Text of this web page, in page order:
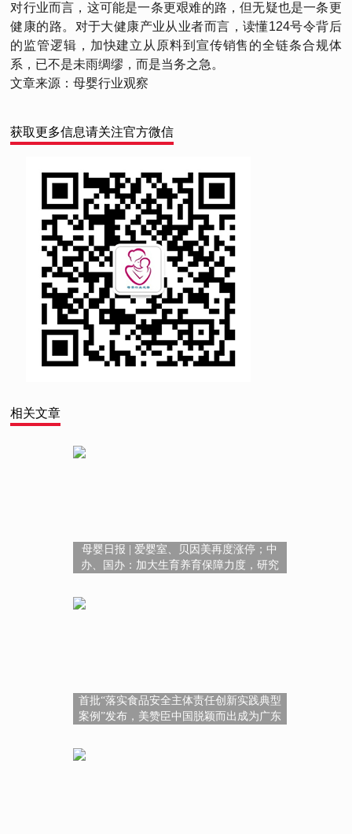
对行业而言，这可能是一条更艰难的路，但无疑也是一条更
健康的路。对于大健康产业从业者而言，读懂124号令背后
的监管逻辑，加快建立从原料到宣传销售的全链条合规体
系，已不是未雨绸缪，而是当务之急。
文章来源：母婴行业观察
获取更多信息请关注官方微信
相关文章
母婴日报 | 爱婴室、贝因美再度涨停；中
办、国办：加大生育养育保障力度，研究
首批“落实食品安全主体责任创新实践典型
案例”发布，美赞臣中国脱颖而出成为广东